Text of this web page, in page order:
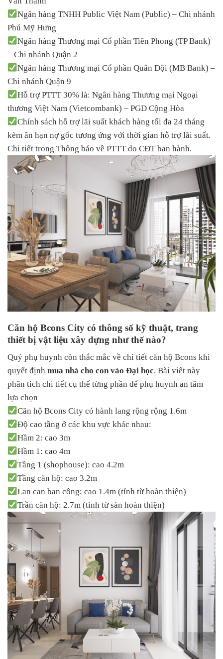
Ngân hàng TNHH Public Việt Nam (Public) – Chi nhánh
Phú Mỹ Hưng
Ngân hàng Thương mại Cổ phần Tiên Phong (TP Bank)
– Chi nhánh Quận 2
Ngân hàng Thương mại Cổ phần Quân Đội (MB Bank) –
Chi nhánh Quận 9
Hỗ trợ PTTT 30% là: Ngân hàng Thương mại Ngoại
thương Việt Nam (Vietcombank) – PGD Cộng Hòa
Chính sách hỗ trợ lãi suất khách hàng tối đa 24 tháng
kèm ân hạn nợ gốc tương ứng với thời gian hỗ trợ lãi suất.
Chi tiết trong Thông báo về PTTT do CĐT ban hành.
Căn hộ Bcons City có thông số kỹ thuật, trang
thiết bị vật liệu xây dựng như thế nào?
Quý phụ huynh còn thắc mắc về chi tiết căn hộ Bcons khi
quyết định mua nhà cho con vào Đại học. Bài viết này
phân tích chi tiết cụ thể từng phần để phụ huynh an tâm
lựa chọn
Căn hộ Bcons City có hành lang rộng rộng 1.6m
Độ cao tầng ở các khu vực khác nhau:
Hầm 2: cao 3m
Hầm 1: cao 4m
Tầng 1 (shophouse): cao 4.2m
Tầng căn hộ: cao 3.2m
Lan can ban công: cao 1.4m (tính từ hoàn thiện)
Trần căn hộ: 2.7m (tính từ sàn hoàn thiện)